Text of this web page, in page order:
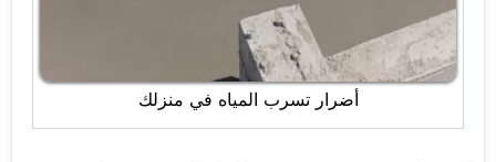
أضرار تسرب المياه في منزلك